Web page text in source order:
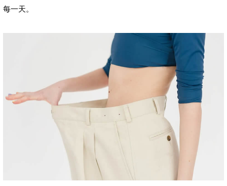
每一天。